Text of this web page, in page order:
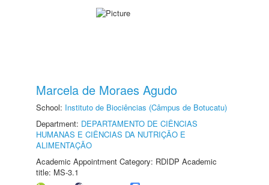
Marcela de Moraes Agudo
School: Instituto de Biociências (Câmpus de Botucatu)
Department: DEPARTAMENTO DE CIÊNCIAS
HUMANAS E CIÊNCIAS DA NUTRIÇÃO E
ALIMENTAÇÃO
Academic Appointment Category: RDIDP Academic
title: MS-3.1